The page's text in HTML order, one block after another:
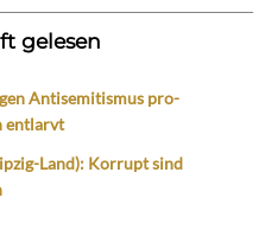
gelesen
Antisemitismus pro-
entlarvt
Land): Korrupt sind